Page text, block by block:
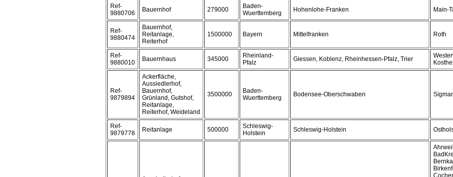
Ref-
9880706
Bauernhof 279000
Baden-
Wuerttemberg
Hohenlohe-Franken Main-
Ref-
9880474
Bauernhof,
Reitanlage,
Reiterhof
1500000 Bayern Mittelfranken Roth
Ref-
9880010
Bauernhaus 345000
Rheinland-
Pfalz
Giessen, Koblenz, Rheinhessen-Pfalz, Trier
Ref-
9879894
Ackerfläche,
Aussiedlerhof,
Bauernhof,
Grünland, Gutshof,
Reitanlage,
Reiterhof, Weideland
3500000
Baden-
Wuerttemberg
Bodensee-Oberschwaben
Ref-
9879778
Reitanlage 500000
Schleswig-
Holstein
Schleswig-Holstein